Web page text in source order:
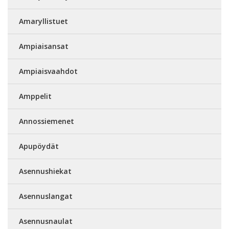
Amaryllistuet
Ampiaisansat
Ampiaisvaahdot
Amppelit
Annossiemenet
Apupöydät
Asennushiekat
Asennuslangat
Asennusnaulat